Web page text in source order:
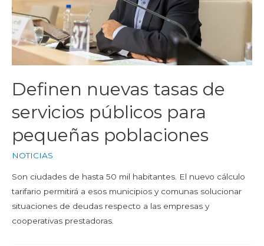
Definen nuevas tasas de
servicios públicos para
pequeñas poblaciones
NOTICIAS
Son ciudades de hasta 50 mil habitantes. El nuevo cálculo
tarifario permitirá a esos municipios y comunas solucionar
situaciones de deudas respecto a las empresas y
cooperativas prestadoras.